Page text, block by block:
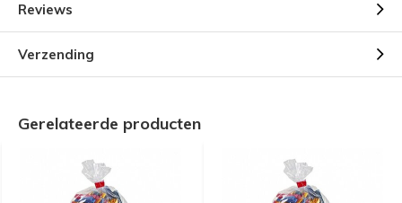
Reviews
Verzending
Gerelateerde producten